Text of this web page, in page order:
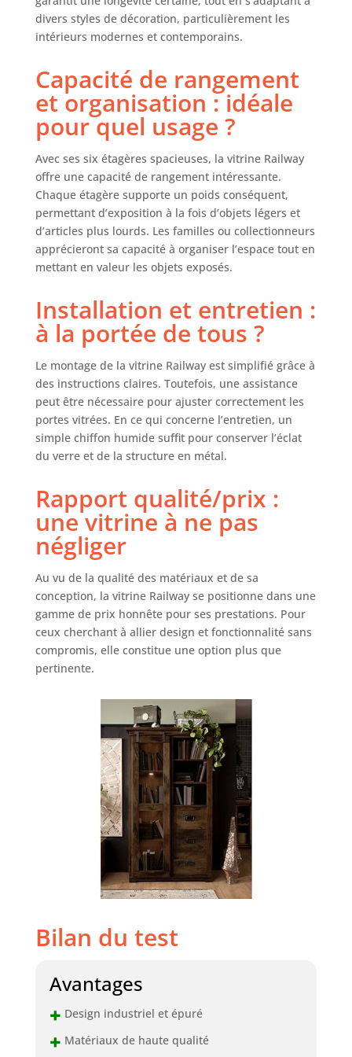
divers styles de décoration, particulièrement les
intérieurs modernes et contemporains.
Capacité de rangement
et organisation : idéale
pour quel usage ?
Avec ses six étagères spacieuses, la vitrine Railway
offre une capacité de rangement intéressante.
Chaque étagère supporte un poids conséquent,
permettant d’exposition à la fois d’objets légers et
d’articles plus lourds. Les familles ou collectionneurs
apprécieront sa capacité à organiser l’espace tout en
mettant en valeur les objets exposés.
Installation et entretien :
à la portée de tous ?
Le montage de la vitrine Railway est simplifié grâce à
des instructions claires. Toutefois, une assistance
peut être nécessaire pour ajuster correctement les
portes vitrées. En ce qui concerne l’entretien, un
simple chiffon humide suffit pour conserver l’éclat
du verre et de la structure en métal.
Rapport qualité/prix :
une vitrine à ne pas
négliger
Au vu de la qualité des matériaux et de sa
conception, la vitrine Railway se positionne dans une
gamme de prix honnête pour ses prestations. Pour
ceux cherchant à allier design et fonctionnalité sans
compromis, elle constitue une option plus que
pertinente.
Bilan du test
Avantages
+ Design industriel et épuré
+ Matériaux de haute qualité